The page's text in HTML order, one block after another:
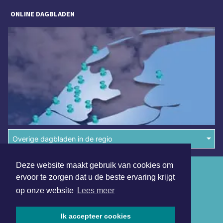
Deze website maakt gebruik van cookies om
ervoor te zorgen dat u de beste ervaring krijgt
op onze website Lees meer
Ik accepteer cookies
ONLINE DAGBLADEN
Overige dagbladen in de regio
Algemene voorwaarden